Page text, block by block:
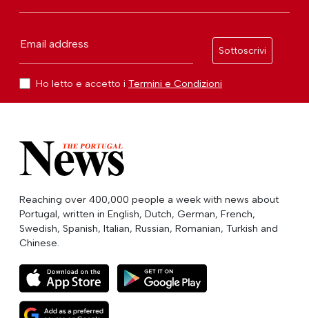
Email address
Sottoscrivi
Ho letto e accetto i Termini e Condizioni
Reaching over 400,000 people a week with news about
Portugal, written in English, Dutch, German, French,
Swedish, Spanish, Italian, Russian, Romanian, Turkish and
Chinese.